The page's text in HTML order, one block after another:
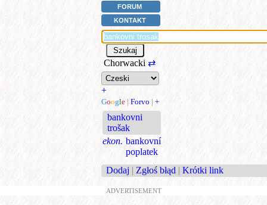
FORUM
KONTAKT
Chorwacki ⇄
+
Google | Forvo | +
bankovni
trošak
ekon. bankovní
poplatek
Dodaj | Zgłoś błąd | Krótki link
ADVERTISEMENT